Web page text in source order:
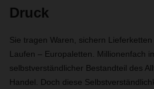
Druck
Sie tragen Waren, sichern
Laufen – Europaletten. Millionenfach
selbstverständlicher Bestandteil des
Handel. Doch diese